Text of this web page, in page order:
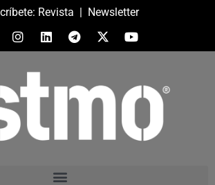
Revista | Newsletter